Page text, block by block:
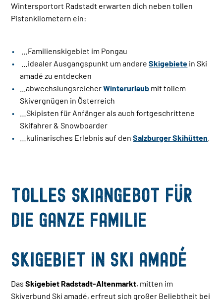
Wintersportort Radstadt erwarten dich neben tollen
Pistenkilometern ein:
…Familienskigebiet im Pongau
…idealer Ausgangspunkt um andereSkigebiete in Ski
amadé zu entdecken
...abwechslungsreicherWinterurlaub mit tollem
Skivergnügen in Österreich
…Skipisten für Anfänger als auch fortgeschrittene
Skifahrer & Snowboarder
…kulinarisches Erlebnis auf denSalzburger Skihütten
Tolles Skiangebot für
die ganze Familie
Skigebiet in Ski amadé
DasSkigebiet Radstadt-Altenmarkt, mitten im
Skiverbund Ski amadé, erfreut sich großer Beliebtheit bei